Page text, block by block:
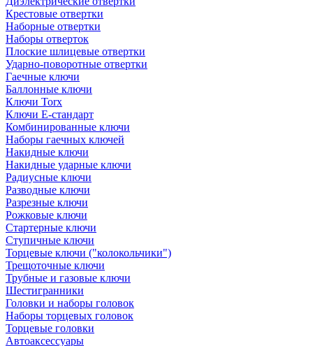
Крестовые отвертки
Наборные отвертки
Наборы отверток
Плоские шлицевые отвертки
Ударно-поворотные отвертки
Гаечные ключи
Баллонные ключи
Ключи Torx
Ключи Е-стандарт
Комбинированные ключи
Наборы гаечных ключей
Накидные ключи
Накидные ударные ключи
Радиусные ключи
Разводные ключи
Разрезные ключи
Рожковые ключи
Стартерные ключи
Ступичные ключи
Торцевые ключи ("колокольчики")
Трещоточные ключи
Трубные и газовые ключи
Шестигранники
Головки и наборы головок
Наборы торцевых головок
Торцевые головки
Автоаксессуары